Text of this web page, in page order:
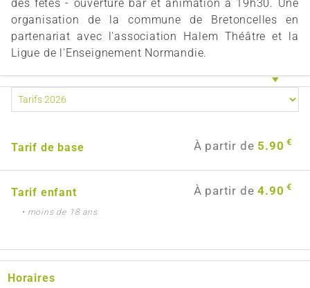
des fêtes - ouverture bar et animation à 19h30. Une
organisation de la commune de Bretoncelles en
partenariat avec l'association Halem Théâtre et la
Ligue de l'Enseignement Normandie.
Tarif de base À partir de 5.90 €
Tarif enfant À partir de4.90 €
• moins de 18 ans
Horaires